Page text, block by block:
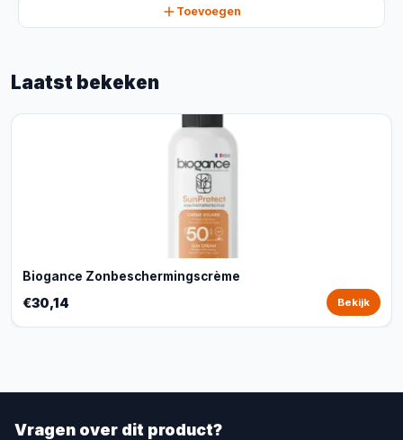
Toevoegen
Laatst bekeken
Biogance Zonbeschermingscrème
€30,14 Bekijk
Vragen over dit product?